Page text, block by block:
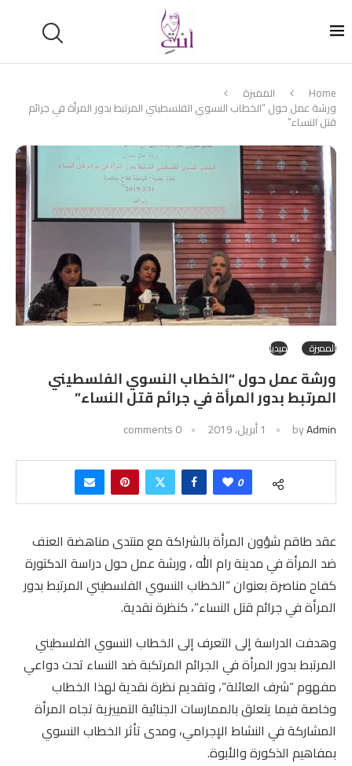
Home المميزة
ورشة عمل حول “الخطاب النسوي الفلسطيني المرتبط بدور المرأة في جرائم
قتل النساء”
المميزة ميديا
ورشة عمل حول “الخطاب النسوي الفلسطيني
المرتبط بدور المرأة في جرائم قتل النساء”
byAdmin 1 أبريل، 2019 0 comments
0
عقد طاقم شؤون المرأة بالشراكة مع منتدى مناهضة العنف
ضد المرأة في مدينة رام الله ، ورشة عمل حول دراسة الدكتورة
كفاح مناصرة بعنوان “الخطاب النسوي الفلسطيني المرتبط بدور
المرأة في جرائم قتل النساء”، كنظرة نقدية.
وهدفت الدراسة إلى التعرف إلى الخطاب النسوي الفلسطيني
المرتبط بدور المرأة في الجرائم المرتكبة ضد النساء تحت دواعي
مفهوم “شرف العائلة”، وتقديم نظرة نقدية لهذا الخطاب
وخاصة فيما يتعلق بالممارسات الجنائية التمييزية تجاه المرأة
المشاركة في النشاط الإجرامي، ومدى تأثر الخطاب النسوي
بمفاهيم الذكورة والأبوة.